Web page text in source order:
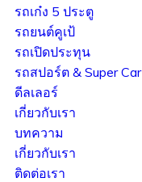
รถเก๋ง 5 ประตู
รถยนต์คูเป้
รถเปิดประทุน
รถสปอร์ต & Super Car
ดีลเลอร์
เกี่ยวกับเรา
บทความ
เกี่ยวกับเรา
ติดต่อเรา